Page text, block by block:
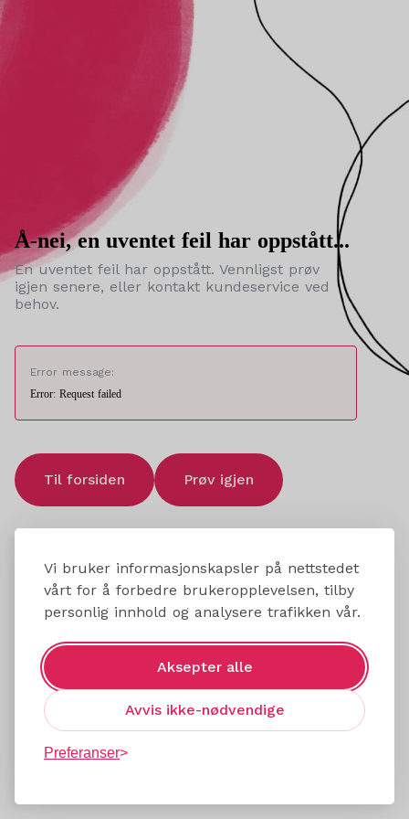
Vi bruker informasjonskapsler på nettstedet
vårt for å forbedre brukeropplevelsen, tilby
personlig innhold og analysere trafikken vår.
Aksepter alle
Avvis ikke-nødvendige
Preferanser
Å-nei, en uventet feil har oppstått...
En uventet feil har oppstått. Vennligst prøv
igjen senere, eller kontakt kundeservice ved
behov.
Error message:
Error: Request failed
Til forsiden Prøv igjen